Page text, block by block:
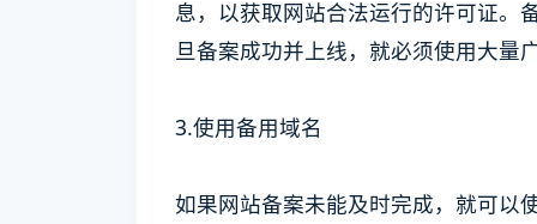
息，以获取网站合法运行的许可证。
旦备案成功并上线，就必须使用大量
3.使用备用域名
如果网站备案未能及时完成，就可以